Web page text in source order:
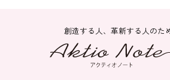
創造する人、革新する人のた